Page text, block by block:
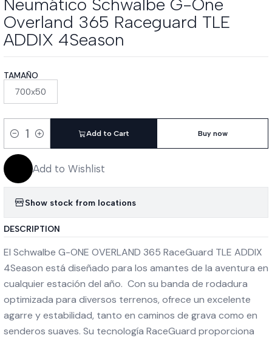
Neumático Schwalbe G-One
Overland 365 Raceguard TLE
ADDIX 4Season
TAMAÑO
700x50
Quantity
Add to Cart Buy now
Add to Wishlist
Show stock from locations
DESCRIPTION
El Schwalbe G-ONE OVERLAND 365 RaceGuard TLE ADDIX
4Season está diseñado para los amantes de la aventura en
cualquier estación del año. Con su banda de rodadura
optimizada para diversos terrenos, ofrece un excelente
agarre y estabilidad, tanto en caminos de grava como en
senderos suaves. Su tecnología RaceGuard proporciona